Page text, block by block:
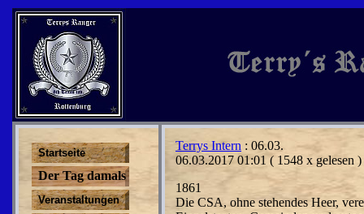
Startseite
Der Tag damals
Veranstaltungen
Terrys Intern : 06.03.
06.03.2017 01:01 ( 1548 x gelesen )
1861
Die CSA, ohne stehendes Heer,